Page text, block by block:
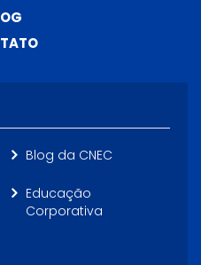
Blog da CNEC
Educação
Corporativa